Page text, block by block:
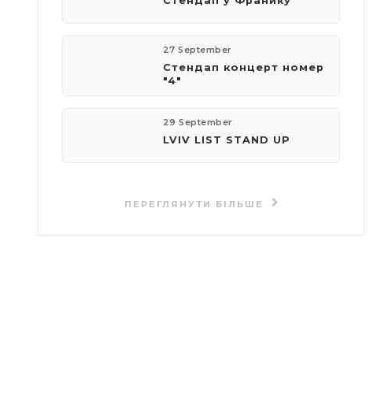
27 September
Стендап концерт номер
"4"
29 September
LVIV LIST STAND UP
ПЕРЕГЛЯНУТИ БІЛЬШЕ